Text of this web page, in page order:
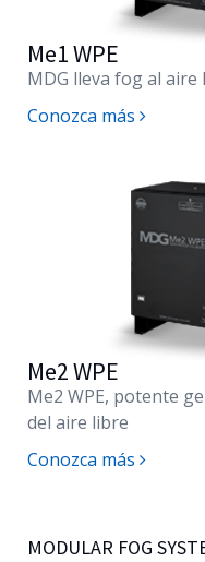
Me1 WPE
MDG lleva fog al aire
Conozca más
Me2 WPE
Me2 WPE, potente
del aire libre
Conozca más
MODULAR FOG